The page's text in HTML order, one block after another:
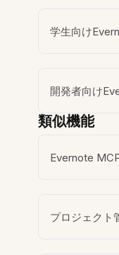
学生向け
開発者向け
類似機能
Evernote
プロジェクト